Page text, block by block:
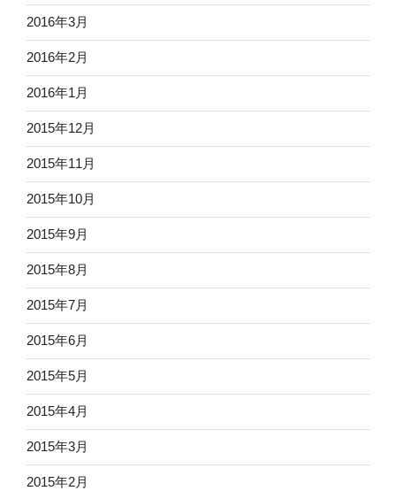
2016年3月
2016年2月
2016年1月
2015年12月
2015年11月
2015年10月
2015年9月
2015年8月
2015年7月
2015年6月
2015年5月
2015年4月
2015年3月
2015年2月